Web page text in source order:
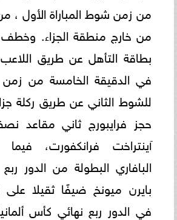
من زمن شوط المباراة الأول ،
من خارج منطقة الجزاء. وخطف
بطاقة التأهل عن طريق
في الدقيقة الخامسة من زمن
للشوط الثاني عن طريق ركلة
حجز فرايبورج ثاني مقاعد
آينتراخت فرانكفورت،
البافاري البطولة من الدور
بايرن ميونخ ضيفًا ثقيلا
في الدور ربع نهائي كأس